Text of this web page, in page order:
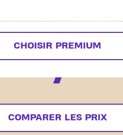
CHOISIR PREMIUM
COMPARER LES PRIX